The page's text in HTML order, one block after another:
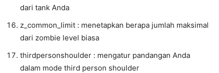
dari tank Anda
z_common_limit : menetapkan berapa jumlah maksimal
dari zombie level biasa
thirdpersonshoulder : mengatur pandangan Anda
dalam mode third person shoulder